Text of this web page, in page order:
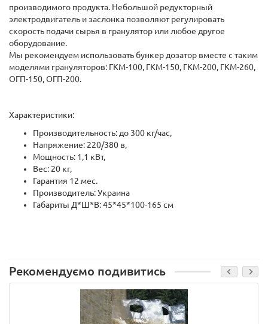
производимого продукта. Небольшой редукторный
электродвигатель и заслонка позволяют регулировать
скорость подачи сырья в гранулятор или любое другое
оборудование.
Мы рекомендуем использовать бункер дозатор вместе с таким
моделями грануляторов: ГКМ-100, ГКМ-150, ГКМ-200, ГКМ-260,
ОГП-150, ОГП-200.
Характеристики:
Производительность: до 300 кг/час,
Напряжение: 220/380 в,
Мощность: 1,1 кВт,
Вес: 20 кг,
Гарантия 12 мес.
Производитель: Украина
Габариты Д*Ш*В: 45*45*100-165 см
Рекомендуємо подивитись